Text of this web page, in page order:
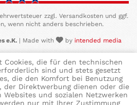
zzgl. Versandkosten und ggf.
wenn nicht anders beschrieben.
e.K. | Made with by intended media
Cookies, die für den technischen
sind und stets gesetzt
die den Komfort bei Benutzung
der Direktwerbung dienen oder die
und sozialen Netzwerken
nur mit Ihrer Zustimmung